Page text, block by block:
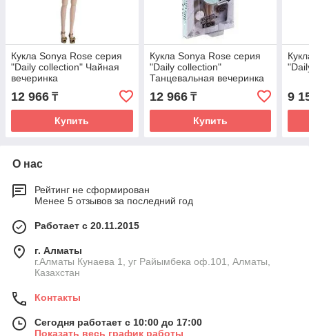
Кукла Sonya Rose серия
"Daily collection" Чайная
вечеринка
12 966 ₸
Купить
Кукла Sonya Rose серия
"Daily collection"
Танцевальная вечеринка
12 966₸
Купить
9
О нас
Рейтинг не сформирован
Менее 5 отзывов за последний год
Работает с 20.11.2015
г. Алматы
г.Алматы Кунаева 1, уг Райымбека оф.101, Алматы,
Казахстан
Контакты
Сегодня работает с 10:00 до 17:00
Показать весь график работы